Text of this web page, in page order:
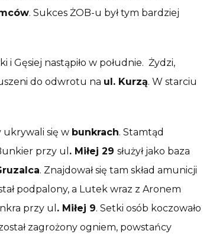
. Sukces ŻOB-u był tym bardziej
Gęsiej nastąpiło w południe. Żydzi,
do odwrotu na ul. Kurzą. W starciu
się w bunkrach. Stamtąd
przy ul . Miłej 29 służył jako baza
. Znajdował się tam skład amunicji
podpalony, a Lutek wraz z Aronem
przy ul . Miłej 9. Setki osób koczowało
zagrożony ogniem, powstańcy